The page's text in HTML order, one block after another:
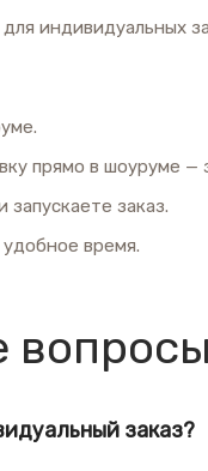
индивидуальных
прямо в шоуруме —
заказ.
время.
вопросы
заказ?